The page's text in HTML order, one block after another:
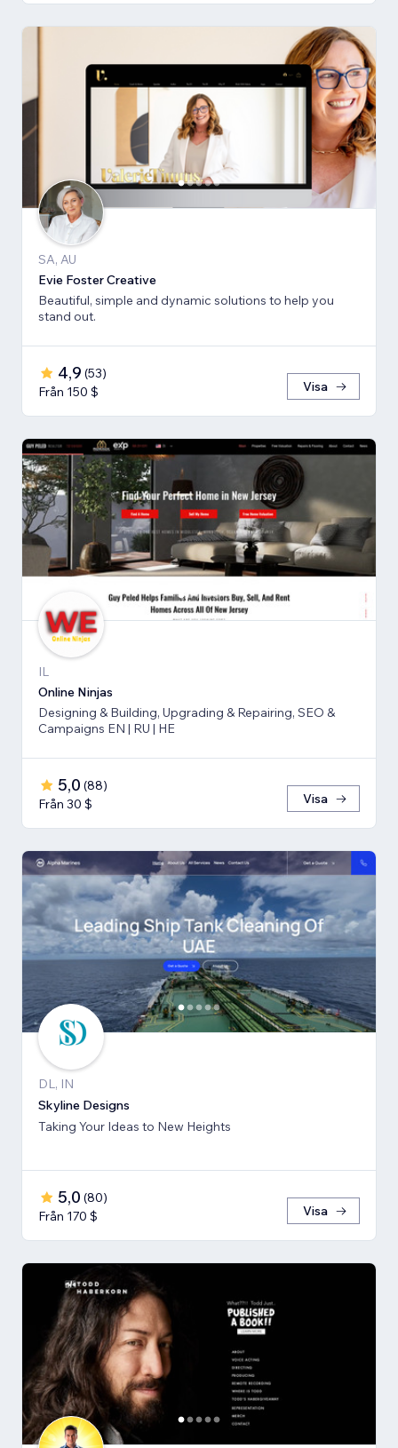
SA, AU
Evie Foster Creative
Beautiful, simple and dynamic solutions to help you
stand out.
4,9 (53)
Från 150 $
Visa
IL
Online Ninjas
Designing & Building, Upgrading & Repairing, SEO &
Campaigns EN | RU | HE
5,0 (88)
Från 30 $
Visa
DL, IN
Skyline Designs
Taking Your Ideas to New Heights
5,0 (80)
Från 170 $
Visa